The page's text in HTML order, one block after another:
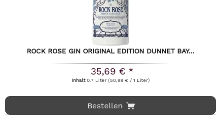
ROCK ROSE GIN ORIGINAL EDITION DUNNET BAY...
35,69 € *
Inhalt0.7 Liter (50,99 € / 1 Liter)
Bestellen